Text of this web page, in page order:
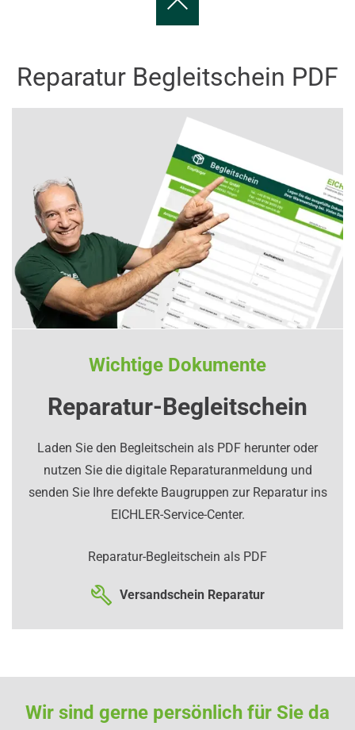
Reparatur Begleitschein PDF
Wichtige Dokumente
Reparatur-Begleitschein
Laden Sie den Begleitschein als PDF herunter oder
nutzen Sie die digitale Reparaturanmeldung und
senden Sie Ihre defekte Baugruppen zur Reparatur ins
EICHLER-Service-Center.
Reparatur-Begleitschein als PDF
Versandschein Reparatur
Wir sind gerne persönlich für Sie da